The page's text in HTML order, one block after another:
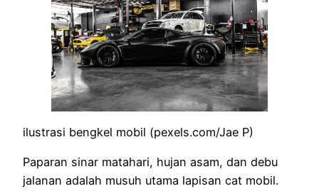
ilustrasi bengkel mobil (pexels.com/Jae P)
Paparan sinar matahari, hujan asam, dan debu
jalanan adalah musuh utama lapisan cat mobil.